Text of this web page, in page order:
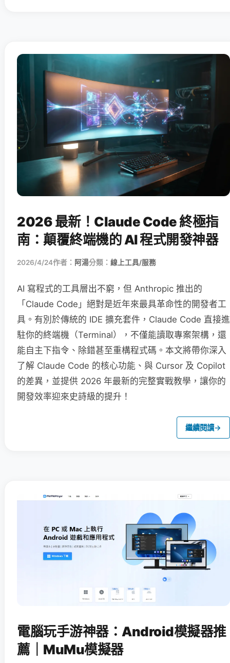
2026 最新！Claude Code 終極指
南：顛覆終端機的 AI 程式開發神器
2026/4/24作者： 阿湯分類： 線上工具/服務
AI 寫程式的工具層出不窮，但 Anthropic 推出的
「Claude Code」絕對是近年來最具革命性的開發者工
具。有別於傳統的 IDE 擴充套件，Claude Code 直接進
駐你的終端機（Terminal），不僅能讀取專案架構，還
能自主下指令、除錯甚至重構程式碼。本文將帶你深入
了解 Claude Code 的核心功能、與 Cursor 及 Copilot
的差異，並提供 2026 年最新的完整實戰教學，讓你的
開發效率迎來史詩級的提升！
繼續閱讀→
電腦玩手游神器：Android模擬器推
薦｜MuMu模擬器